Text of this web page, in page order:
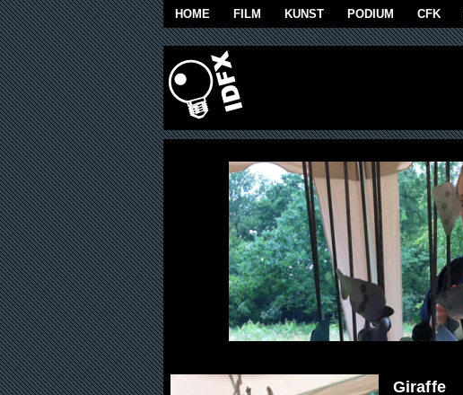
Overslaan en naar de algemene inhoud gaan
HOME FILM KUNST PODIUM CFK
Giraffe